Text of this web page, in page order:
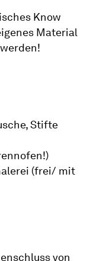
Know
Material
Stifte
(frei/ mit
von